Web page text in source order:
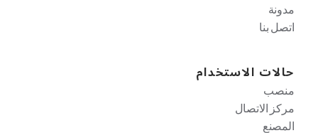
مدونة
اتصل بنا
حالات الاستخدام
منصب
مركز الاتصال
المصنع